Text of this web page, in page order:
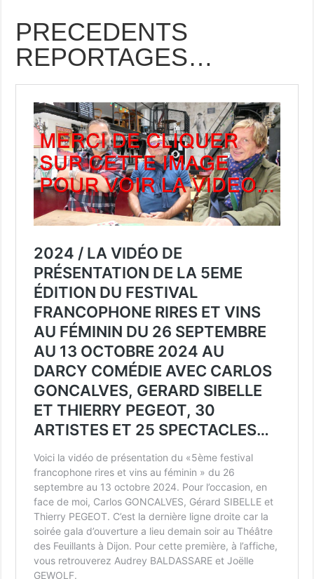
PRECEDENTS
REPORTAGES…